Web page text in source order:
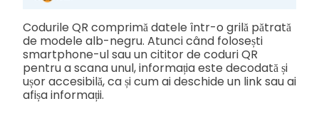
Codurile QR comprimă datele într-o grilă pătrată
de modele alb-negru. Atunci când folosești
smartphone-ul sau un cititor de coduri QR
pentru a scana unul, informația este decodată și
ușor accesibilă, ca și cum ai deschide un link sau ai
afișa informații.